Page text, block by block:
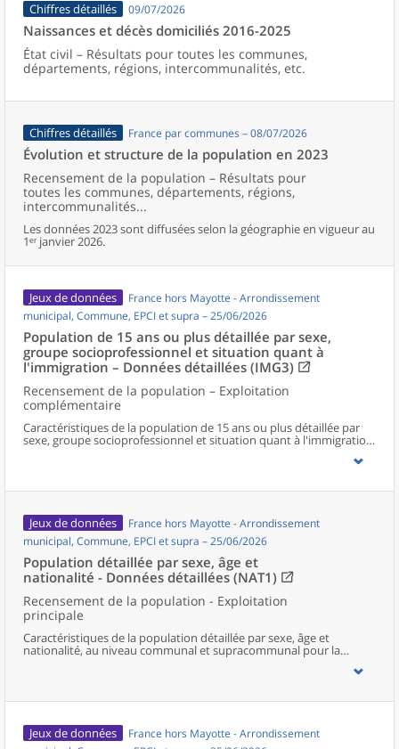
Chiffres détaillés 09/07/2026
Naissances et décès domiciliés 2016-2025
État civil – Résultats pour toutes les communes,
départements, régions, intercommunalités, etc.
Chiffres détaillés France par communes – 08/07/2026
Évolution et structure de la population en 2023
Recensement de la population – Résultats pour
toutes les communes, départements, régions,
intercommunalités...
Les données 2023 sont diffusées selon la géographie en vigueur au
1ᵉʳ janvier 2026.
Jeux de données
France hors Mayotte - Arrondissement
municipal, Commune, EPCI et supra – 25/06/2026
Population de 15 ans ou plus détaillée par sexe,
groupe socioprofessionnel et situation quant à
l'immigration – Données détaillées (IMG3)
Recensement de la population – Exploitation
complémentaire
Caractéristiques de la population de 15 ans ou plus détaillée par
sexe, groupe socioprofessionnel et situation quant à l'immigration,
au niveau communal et supracommunal pour la France hors
Jeux de données
France hors Mayotte - Arrondissement
municipal, Commune, EPCI et supra – 25/06/2026
Population détaillée par sexe, âge et
nationalité - Données détaillées (NAT1)
Recensement de la population - Exploitation
principale
Caractéristiques de la population détaillée par sexe, âge et
nationalité, au niveau communal et supracommunal pour la
Jeux de données
France hors Mayotte - Arrondissement